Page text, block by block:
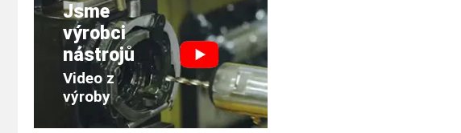
Jsme
výrobci
nástrojů
Video z
výroby